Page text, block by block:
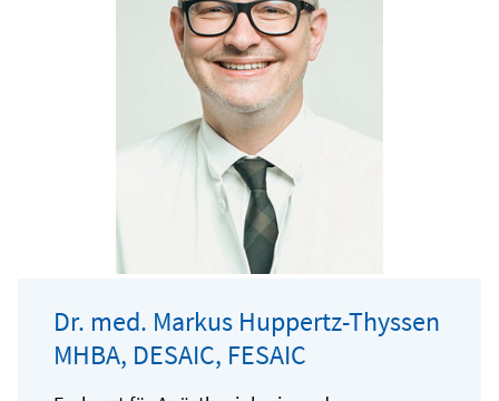
Dr. med. Markus Huppertz-Thyssen
MHBA, DESAIC, FESAIC